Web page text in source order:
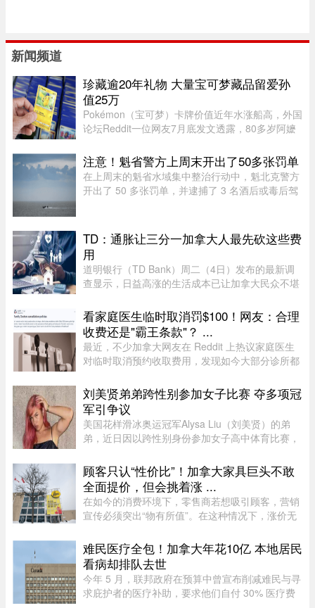
新闻频道
珍藏逾20年礼物 大量宝可梦藏品留爱孙
值25万
Pokémon（宝可梦）卡牌价值近年水涨船高，外国
论坛Reddit一位网友7月底发文透露，80多岁阿嬷
意，至去年底才去查看，结果发现是“宝藏”，外媒
估计价值达25万美元。该网 ...
注意！魁省警方上周末开出了50多张罚单
在上周末的魁省水域集中整治行动中，魁北克警方
开出了 50 多张罚单，并逮捕了 3 名酒后或毒后驾
内的多支魁省警力在 8 月 1 ...
TD：通胀让三分一加拿大人最先砍这些费
用
道明银行（TD Bank）周二（4日）发布的最新调
查显示，日益高涨的生活成本已让加拿大民众不堪
Global News报道，道明保险（TD Insurance）的
数据指出，33%的加拿大民众为了节 ...
看家庭医生临时取消罚$100！网友：合理
收费还是"霸王条款"？ ...
最近，不少加拿大网友在 Reddit 上热议家庭医生
对临时取消预约收取费用，发现如今大部分诊所都
$60至$100之间。多名网友表示，这类收费政策其
实已经实行十年以上，$60 ...
刘美贤弟弟跨性别参加女子比赛 夺多项冠
军引争议
美国花样滑冰奥运冠军Alysa Liu（刘美贤）的弟
弟，近日因以跨性别身份参加女子高中体育比赛，
Joshua，后来认同为女性，并开始代表加州高中参
加女子体育赛事。自2025 ...
顾客只认“性价比”！加拿大家具巨头不敢
全面提价，但会挑着涨 ...
在如今的消费环境下，零售商若想吸引顾客，营销
宣传必须突出“物有所值”。在这种情况下，涨价无
持续挤压利润空间，Leon’s Furniture Ltd.（LNF-
T）的管理层表示，公 ...
难民医疗全包！加拿大年花10亿 本地居民
看病却排队去世
今年 5 月，联邦政府在预算中曾宣布削减难民与寻
求庇护者的医疗补助，要求他们自付 30% 医疗费